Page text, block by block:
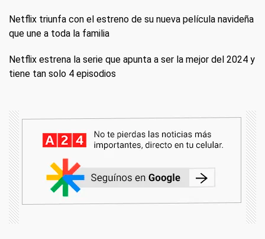
Netflix triunfa con el estreno de su nueva película navideña
que une a toda la familia
Netflix estrena la serie que apunta a ser la mejor del 2024 y
tiene tan solo 4 episodios